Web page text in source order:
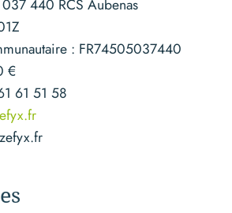
440 RCS Aubenas
: FR74505037440
€
61 51 58